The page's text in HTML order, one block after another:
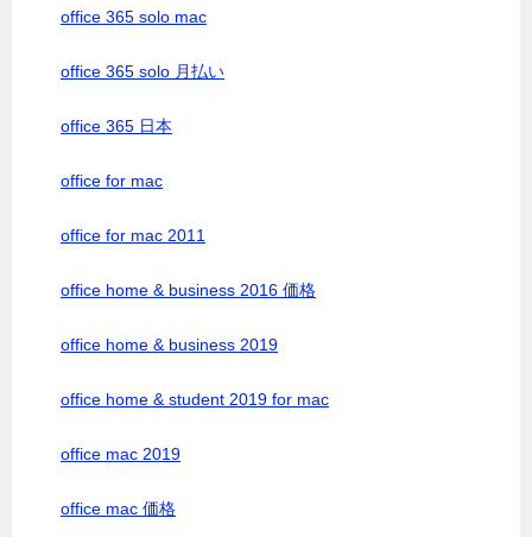
office 365 solo mac
office 365 solo 月払い
office 365 日本
office for mac
office for mac 2011
office home & business 2016 価格
office home & business 2019
office home & student 2019 for mac
office mac 2019
office mac 価格